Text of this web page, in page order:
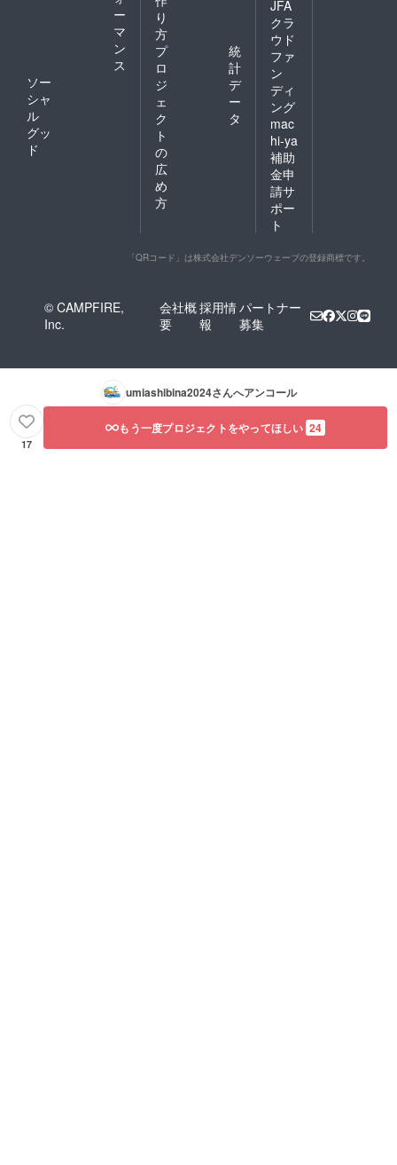
ー
マ
ン
ス
ソー
シャ
ル
グッ
ド
り
方
プ
ロ
ジ
ェ
ク
ト
の
広
め
方
統
計
デ
ー
タ
JFA
クラ
ウド
ファ
ン
ディ
ング
mac
hi-ya
補助
金申
請サ
ポー
ト
「QRコード」は株式会社デンソーウェーブの登録商標です。
© CAMPFIRE,
Inc.
会社概
要
採用情
報
パートナー
募集
umiashibina2024さんへアンコール
17
もう一度プロジェクトをやってほしい 24